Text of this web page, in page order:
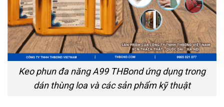
Keo phun đa năng A99 THBond ứng dụng trong
dán thùng loa và các sản phẩm kỹ thuật